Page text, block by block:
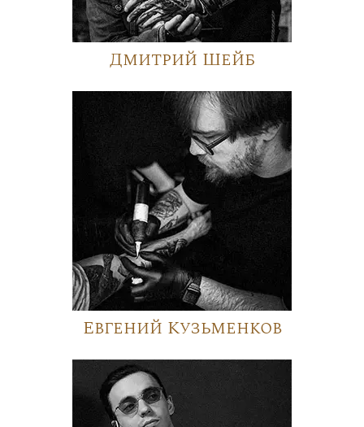
Дмитрий Шейб
Евгений Кузьменков